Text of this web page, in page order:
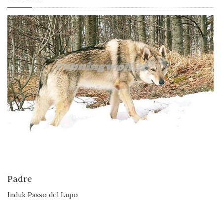
Padre
Induk Passo del Lupo